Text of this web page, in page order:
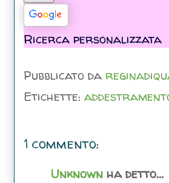
Ricerca personalizzata
Pubblicato da
Etichette:
1 commento:
Unknown ha detto...